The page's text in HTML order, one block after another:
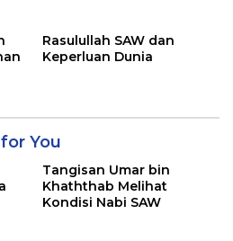
Rasulullah SAW dan
Keperluan Dunia
You
Tangisan Umar bin
Khaththab Melihat
Kondisi Nabi SAW